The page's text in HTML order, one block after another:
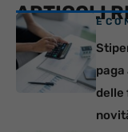
ARTICOLI
paga
delle